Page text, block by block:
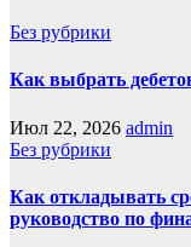
Без рубрики
Как выбрать
Июл 22, 2026 admin
Без рубрики
Как откладывать
руководство по